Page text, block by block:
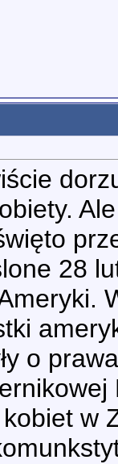
28
o
w